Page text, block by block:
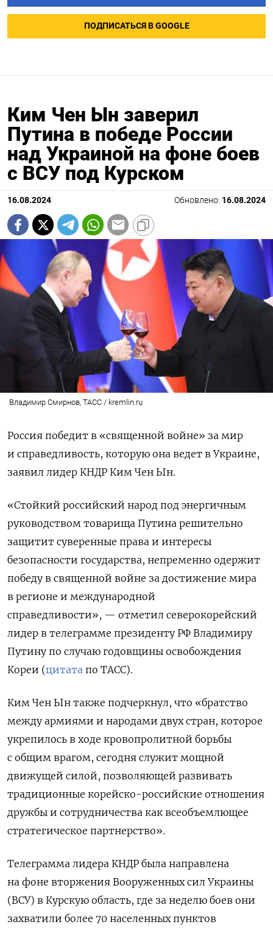
ПОДПИСАТЬСЯ В GOOGLE
Ким Чен Ын заверил
Путина в победе России
над Украиной на фоне боев
с ВСУ под Курском
16.08.2024 Обновлено: 16.08.2024
Владимир Смирнов, ТАСС / kremlin.ru
Россия победит в «священной войне» за мир
и справедливость, которую она ведет в Украине,
заявил лидер КНДР Ким Чен Ын.
«Стойкий российский народ под энергичным
руководством товарища Путина решительно
защитит суверенные права и интересы
безопасности государства, непременно одержит
победу в священной войне за достижение мира
в регионе и международной
справедливости», — отметил северокорейский
лидер в телеграмме президенту РФ Владимиру
Путину по случаю годовщины освобождения
Кореи (цитата по ТАСС).
Ким Чен Ын также подчеркнул, что «братство
между армиями и народами двух стран, которое
укрепилось в ходе кровопролитной борьбы
с общим врагом, сегодня служит мощной
движущей силой, позволяющей развивать
традиционные корейско-российские отношения
дружбы и сотрудничества как всеобъемлющее
стратегическое партнерство».
Телеграмма лидера КНДР была направлена
на фоне вторжения Вооруженных сил Украины
(ВСУ) в Курскую область, где за неделю боев они
захватили более 70 населенных пунктов